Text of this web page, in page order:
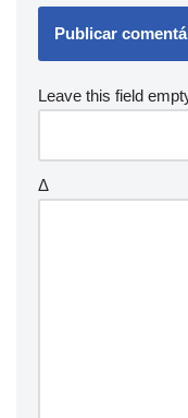
Leave this field
Δ